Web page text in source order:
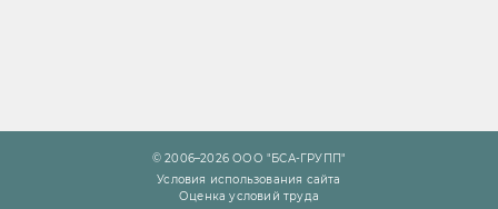
© 2006–2026 ООО "БСА-ГРУПП"
Условия использования сайта
Оценка условий труда